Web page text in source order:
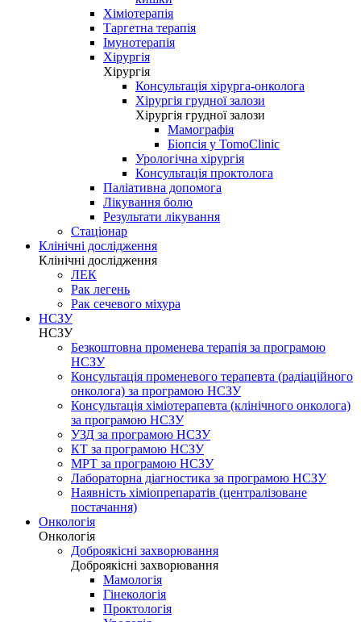
Хіміотерапія
Таргетна терапія
Імунотерапія
Хірургія
Хірургія
Консультація хірурга-онколога
Хірургія грудної залози
Хірургія грудної залози
Мамографія
Біопсія у TomoClinic
Урологічна хірургія
Консультація проктолога
Паліативна допомога
Лікування болю
Результати лікування
Стаціонар
Клінічні дослідження
Клінічні дослідження
ЛЕК
Рак легень
Рак сечевого міхура
НСЗУ
НСЗУ
Безкоштовна променева терапія за програмою
НСЗУ
Консультація променевого терапевта (радіаційного
онколога) за програмою НСЗУ
Консультація хіміотерапевта (клінічного онколога)
за програмою НСЗУ
УЗД за програмою НСЗУ
КТ за програмою НСЗУ
МРТ за програмою НСЗУ
Лабораторна діагностика за програмою НСЗУ
Наявність хіміопрепаратів (централізоване
постачання)
Онкологія
Онкологія
Доброякісні захворювання
Доброякісні захворювання
Мамологія
Гінекологія
Проктологія